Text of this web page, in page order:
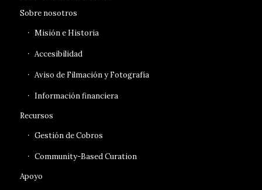
Sobre nosotros
Misión e Historia
Accesibilidad
Aviso de Filmación y Fotografía
Información financiera
Recursos
Gestión de Cobros
Community-Based Curation
Apoyo